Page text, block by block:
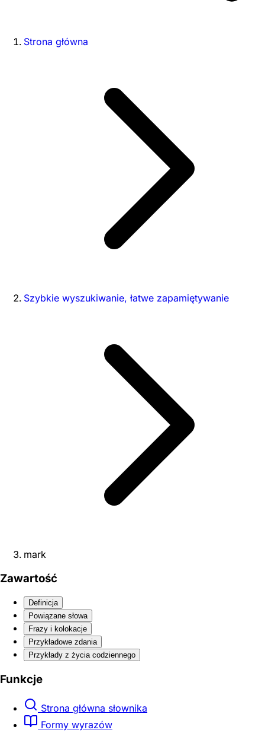
Strona główna
Szybkie wyszukiwanie, łatwe zapamiętywanie
mark
Zawartość
Definicja
Powiązane słowa
Frazy i kolokacje
Przykładowe zdania
Przykłady z życia codziennego
Funkcje
Strona główna słownika
Formy wyrazów